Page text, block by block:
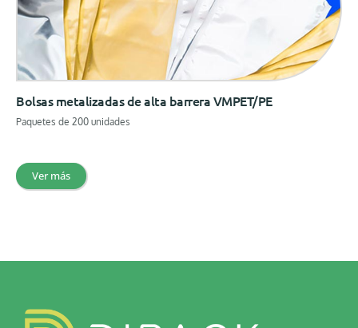
Bolsas metalizadas de alta barrera VMPET/PE
Paquetes de 200 unidades
Ver más